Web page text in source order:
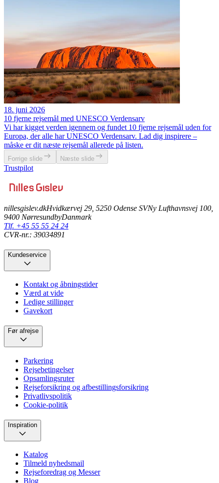
18. juni 2026
10 fjerne rejsemål med UNESCO Verdensarv
Vi har kigget verden igennem og fundet 10 fjerne rejsemål uden for
Europa, der alle har UNESCO Verdensarv. Lad dig inspirere –
måske er dit næste rejsemål allerede på listen.
Forrige slide Næste slide
Trustpilot
nillesgislev.dkHvidkærvej 29, 5250 Odense SVNy Lufthavnsvej 100,
9400 NørresundbyDanmark
Tlf. +45 55 55 24 24
CVR-nr.: 39034891
Kundeservice
Kontakt og åbningstider
Værd at vide
Ledige stillinger
Gavekort
Før afrejse
Parkering
Rejsebetingelser
Opsamlingsruter
Rejseforsikring og afbestillingsforsikring
Privatlivspolitik
Cookie-politik
Inspiration
Katalog
Tilmeld nyhedsmail
Rejseforedrag og Messer
Blog